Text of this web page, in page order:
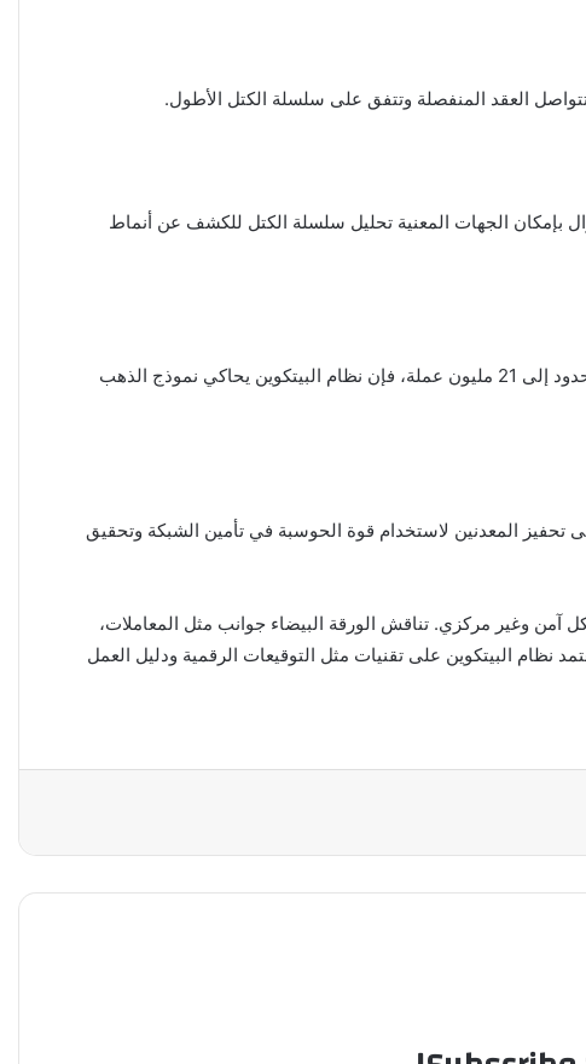
العقد المنفصلة وتتفق على سلسلة الكتل الأطول.
بإمكان الجهات المعنية تحليل سلسلة الكتل للكشف عن أنماط
تناقش الورقة البيضاء كيف يمكن لنظام البيتكوين التعامل مع تضخم العملة والقيمة المتغيرة للبيتكوين. بما أن إجمالي عدد البيتكوين محدود إلى 21 مليون عملة، فإن نظام البيتكوين يحاكي نموذج الذهب
تحفيز المعدنين لاستخدام قوة الحوسبة في تأمين الشبكة وتحقيق
آمن وغير مركزي. تناقش الورقة البيضاء جوانب مثل المعاملات،
نظام البيتكوين على تقنيات مثل التوقيعات الرقمية ودليل العمل